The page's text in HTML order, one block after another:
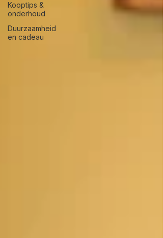
Kooptips &
onderhoud
Duurzaamheid
en cadeau